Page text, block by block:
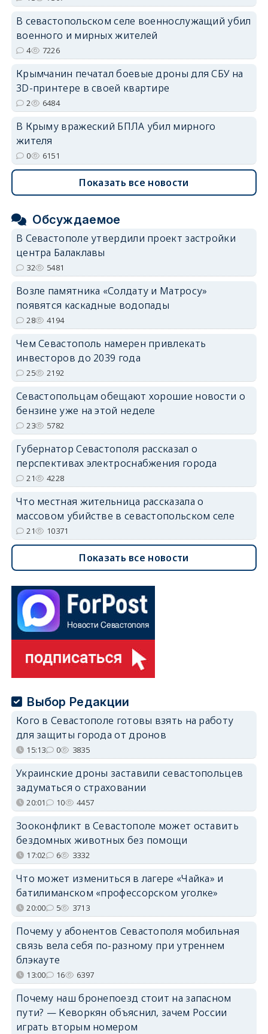
В севастопольском селе военнослужащий убил
военного и мирных жителей
4 7226
Крымчанин печатал боевые дроны для СБУ на
3D-принтере в своей квартире
2 6484
В Крыму вражеский БПЛА убил мирного
жителя
0 6151
Показать все новости
Обсуждаемое
В Севастополе утвердили проект застройки
центра Балаклавы
32 5481
Возле памятника «Солдату и Матросу»
появятся каскадные водопады
28 4194
Чем Севастополь намерен привлекать
инвесторов до 2039 года
25 2192
Севастопольцам обещают хорошие новости о
бензине уже на этой неделе
23 5782
Губернатор Севастополя рассказал о
перспективах электроснабжения города
21 4228
Что местная жительница рассказала о
массовом убийстве в севастопольском селе
21 10371
Показать все новости
Выбор Редакции
Кого в Севастополе готовы взять на работу
для защиты города от дронов
15:13 0 3835
Украинские дроны заставили севастопольцев
задуматься о страховании
20:01 10 4457
Зооконфликт в Севастополе может оставить
бездомных животных без помощи
17:02 6 3332
Что может измениться в лагере «Чайка» и
батилиманском «профессорском уголке»
20:00 5 3713
Почему у абонентов Севастополя мобильная
связь вела себя по-разному при утреннем
блэкауте
13:00 16 6397
Почему наш бронепоезд стоит на запасном
пути? — Кеворкян объяснил, зачем России
играть вторым номером